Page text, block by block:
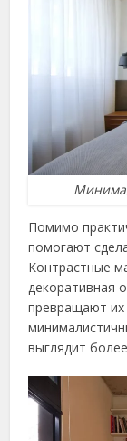
Помимо
помогают
Контрастные
декоративная
превращают их
выглядит